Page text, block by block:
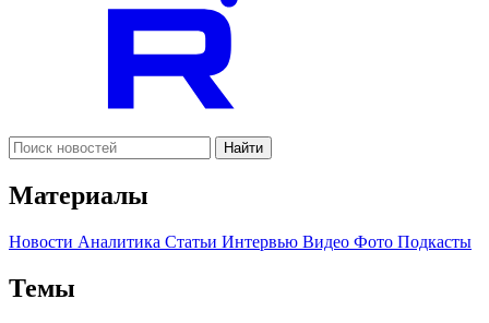
Найти
Материалы
Новости Аналитика Статьи Интервью Видео Фото Подкасты
Темы